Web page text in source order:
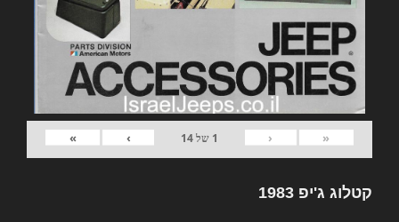
«
‹
1 של14
›
»
קטלוג ג'יפ 1983